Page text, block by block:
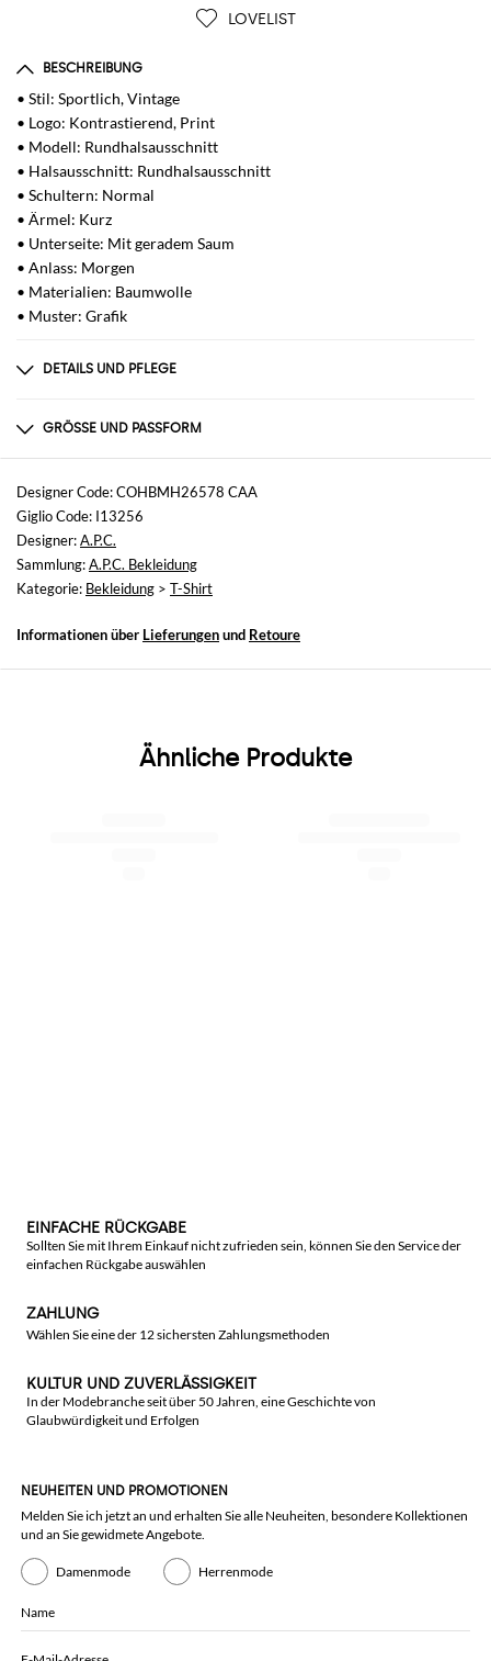
LOVELIST
BESCHREIBUNG
• Stil: Sportlich, Vintage
• Logo: Kontrastierend, Print
• Modell: Rundhalsausschnitt
• Halsausschnitt: Rundhalsausschnitt
• Schultern: Normal
• Ärmel: Kurz
• Unterseite: Mit geradem Saum
• Anlass: Morgen
• Materialien: Baumwolle
• Muster: Grafik
DETAILS UND PFLEGE
100%CO
GRÖSSE UND PASSFORM
Größen
nicht verfügbar
Größe und Passform
Normale Passform
Designer Code: COHBMH26578 CAA
Giglio Code: I13256
Designer:A.P.C.
Sammlung:A.P.C. Bekleidung
Kategorie: Bekleidung > T-Shirt
Informationen über Lieferungenund Retoure
Ähnliche Produkte
EINFACHE RÜCKGABE
Sollten Sie mit Ihrem Einkauf nicht zufrieden sein, können Sie den Service der
einfachen Rückgabe auswählen
ZAHLUNG
Wählen Sie eine der 12 sichersten Zahlungsmethoden
KULTUR UND ZUVERLÄSSIGKEIT
In der Modebranche seit über 50 Jahren, eine Geschichte von
Glaubwürdigkeit und Erfolgen
NEUHEITEN UND PROMOTIONEN
Melden Sie ich jetzt an und erhalten Sie alle Neuheiten, besondere Kollektionen
und an Sie gewidmete Angebote.
Damenmode Herrenmode
Name